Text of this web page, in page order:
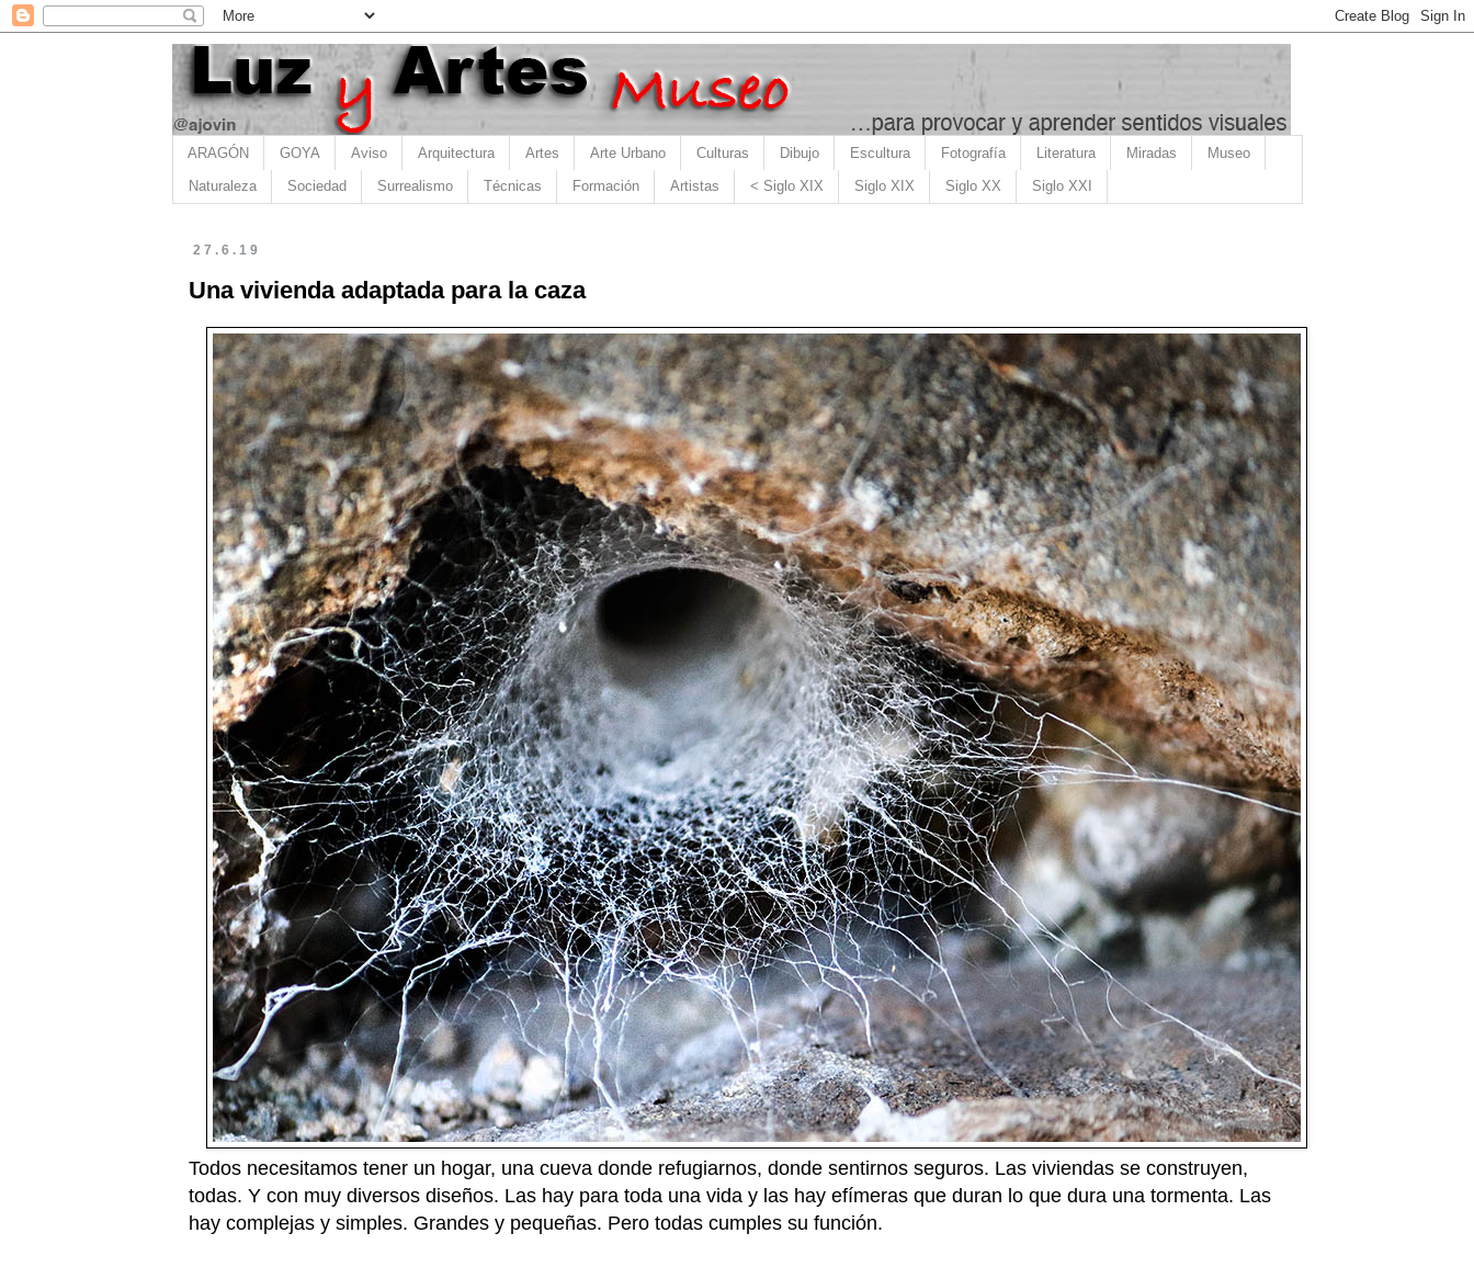
ARAGÓN GOYA Aviso Arquitectura Artes Arte Urbano Culturas Dibujo Escultura Fotografía Literatura Miradas Museo
Naturaleza Sociedad Surrealismo Técnicas Formación Artistas < Siglo XIX Siglo XIX Siglo XX Siglo XXI
27.6.19
Una vivienda adaptada para la caza
Todos necesitamos tener un hogar, una cueva donde refugiarnos, donde sentirnos seguros. Las viviendas se construyen,
todas. Y con muy diversos diseños. Las hay para toda una vida y las hay efímeras que duran lo que dura una tormenta. Las
hay complejas y simples. Grandes y pequeñas. Pero todas cumples su función.